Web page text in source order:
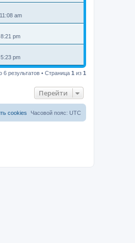
am
pm
pm
6 результатов • Страница 1 из 1
Перейти
Часовой пояс: UTC
cookies